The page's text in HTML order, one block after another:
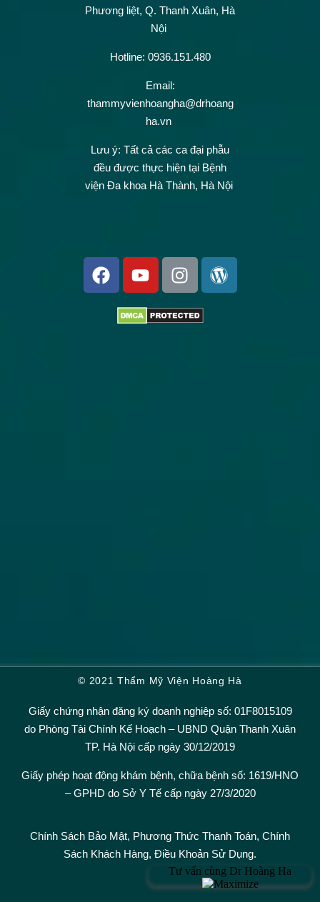
Phương liệt, Q. Thanh Xuân, Hà
Nội
Hotline: 0936.151.480
Email:
thammyvienhoangha@drhoang
ha.vn
Lưu ý: Tất cả các ca đại phẫu
đều được thực hiện tại Bệnh
viện Đa khoa Hà Thành, Hà Nội
© 2021 Thẩm Mỹ Viện Hoàng Hà
Giấy chứng nhận đăng ký doanh nghiệp số: 01F8015109
do Phòng Tài Chính Kế Hoạch – UBND Quận Thanh Xuân
TP. Hà Nội cấp ngày 30/12/2019
Giấy phép hoạt động khám bệnh, chữa bệnh số: 1619/HNO
– GPHD do Sở Y Tế cấp ngày 27/3/2020
Chính Sách Bảo Mật, Phương Thức Thanh Toán, Chính
Sách Khách Hàng, Điều Khoản Sử Dụng.